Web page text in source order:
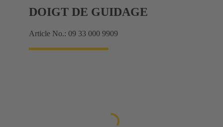
DOIGT DE GUIDAGE
Article No.: 09 33 000 9909